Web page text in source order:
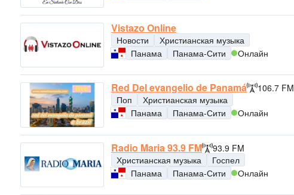
Vistazo Online
Новости
Христианская музыка
Панама
Панама-Сити Онлайн
Red Del evangelio de Panamá
106.7 FM
Поп
Христианская музыка
Панама
Панама-Сити Онлайн
Radio Maria 93.9 FM
93.9 FM
Христианская музыка
Госпел
Панама
Панама-Сити Онлайн